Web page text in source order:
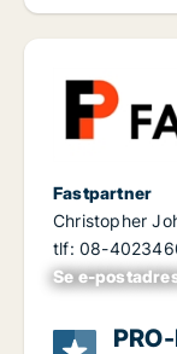
Fastpartner
Christopher
tlf: 08-
Se e-